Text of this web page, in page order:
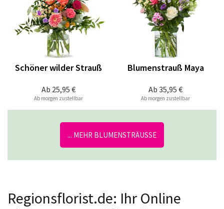
Ab 25,95 €
Schöner wilder Strauß
Ab morgen zustellbar
Ab 35,95 €
Blumenstrauß Maya
Ab morgen zustellbar
... MEHR BLUMENSTRÄUSSE
Regionsflorist.de: Ihr Online